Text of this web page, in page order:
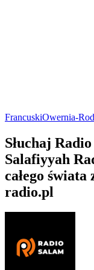
FrancuskiOwernia-
Słuchaj
Salafiyyah
całego
radio.pl